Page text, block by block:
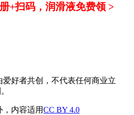
+扫码，润滑液免费领 >
好者共创，不代表任何商业立
，内容适用CC BY 4.0